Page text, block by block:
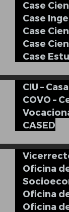
Case
Case
Case
Case
Case
CIU –
COVO –
CASED
Oficina
Oficina
Oficina